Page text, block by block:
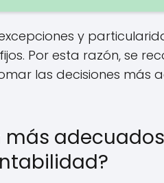
y
Por esta razón, se
las decisiones más